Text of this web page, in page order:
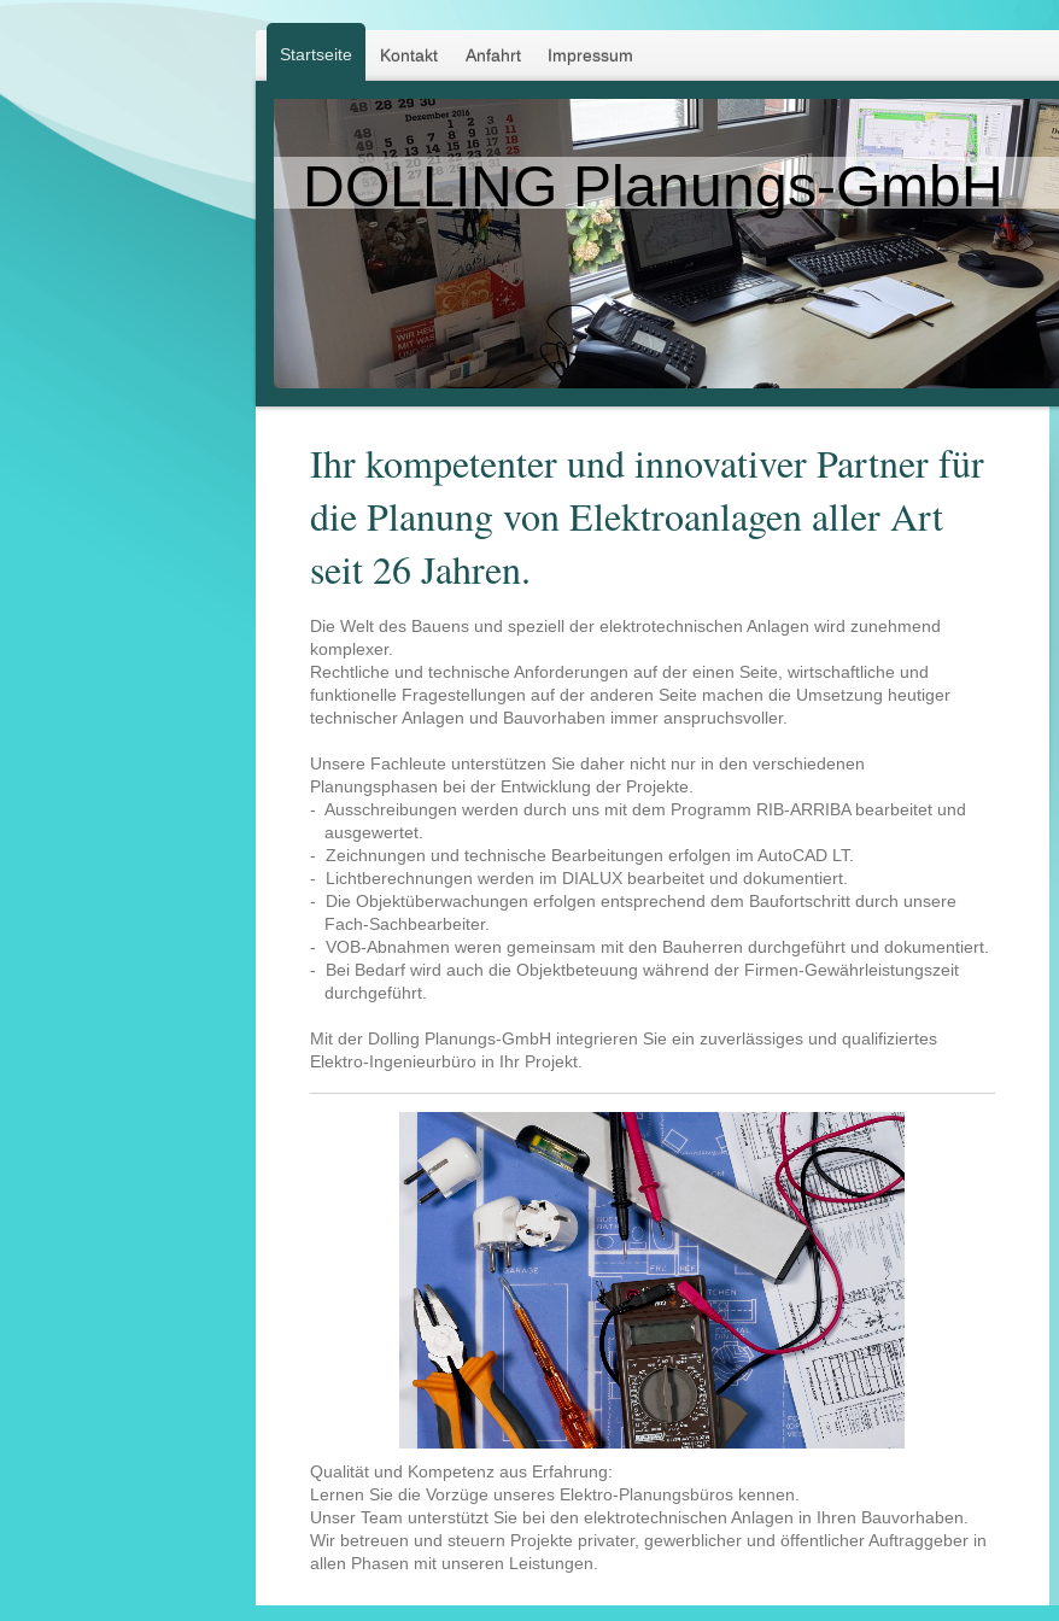
Startseite Kontakt Anfahrt Impressum
DOLLING Planungs-GmbH
Ihr kompetenter und innovativer Partner für
die Planung von Elektroanlagen aller Art
seit 26 Jahren.
Die Welt des Bauens und speziell der elektrotechnischen Anlagen wird zunehmend
komplexer.
Rechtliche und technische Anforderungen auf der einen Seite, wirtschaftliche und
funktionelle Fragestellungen auf der anderen Seite machen die Umsetzung heutiger
technischer Anlagen und Bauvorhaben immer anspruchsvoller.
Unsere Fachleute unterstützen Sie daher nicht nur in den verschiedenen
Planungsphasen bei der Entwicklung der Projekte.
- Ausschreibungen werden durch uns mit dem Programm RIB-ARRIBA bearbeitet und
ausgewertet.
- Zeichnungen und technische Bearbeitungen erfolgen im AutoCAD LT.
- Lichtberechnungen werden im DIALUX bearbeitet und dokumentiert.
- Die Objektüberwachungen erfolgen entsprechend dem Baufortschritt durch unsere
Fach-Sachbearbeiter.
- VOB-Abnahmen weren gemeinsam mit den Bauherren durchgeführt und dokumentiert.
- Bei Bedarf wird auch die Objektbeteuung während der Firmen-Gewährleistungszeit
durchgeführt.
Mit der Dolling Planungs-GmbH integrieren Sie ein zuverlässiges und qualifiziertes
Elektro-Ingenieurbüro in Ihr Projekt.
Qualität und Kompetenz aus Erfahrung:
Lernen Sie die Vorzüge unseres Elektro-Planungsbüros kennen.
Unser Team unterstützt Sie bei den elektrotechnischen Anlagen in Ihren Bauvorhaben.
Wir betreuen und steuern Projekte privater, gewerblicher und öffentlicher Auftraggeber in
allen Phasen mit unseren Leistungen.